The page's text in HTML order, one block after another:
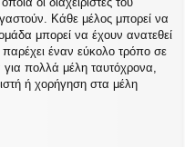
Κάθε μέλος μπορεί να
μπορεί να έχουν ανατεθεί
έναν εύκολο τρόπο σε
για πολλά μέλη ταυτόχρονα,
ή χορήγηση στα μέλη